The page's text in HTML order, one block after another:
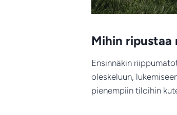
Mihin
Ensinnäkin
oleskeluun,
pienempiin tiloihin